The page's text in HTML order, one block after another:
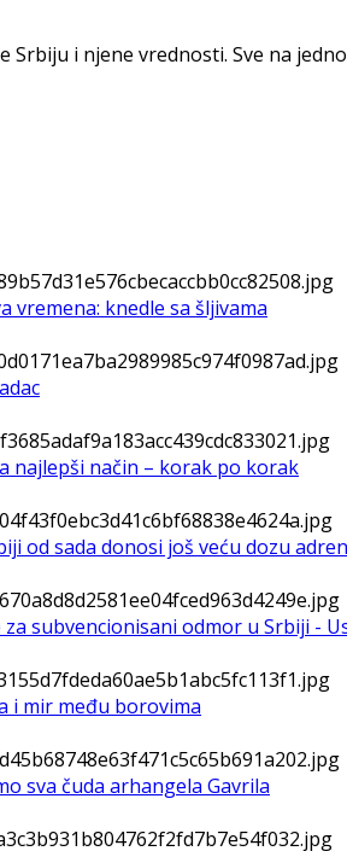
Srbiju i njene vrednosti. Sve na
vremena: knedle sa šljivama
najlepši način – korak po korak
od sada donosi još veću dozu
subvencionisani odmor u Srbiji -
i mir među borovima
sva čuda arhangela Gavrila